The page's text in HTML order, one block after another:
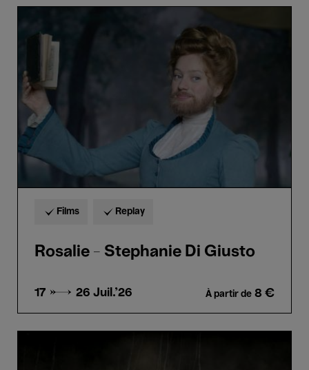
Stephanie
Films Replay
Rosalie - Stephanie Di Giusto
17 → 26 Juil.'26 À partir de 8 €